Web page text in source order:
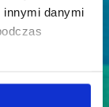
innymi danymi